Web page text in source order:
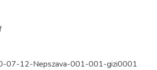
07-12-Nepszava-001-001-gizi0001